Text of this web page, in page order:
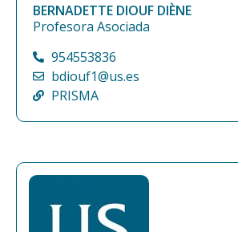
BERNADETTE DIOUF DIÈNE
Profesora Asociada
954553836
bdiouf1@us.es
PRISMA